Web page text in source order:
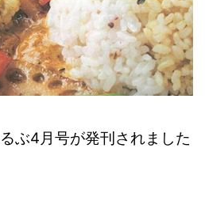
ぶ4月号が発刊されました